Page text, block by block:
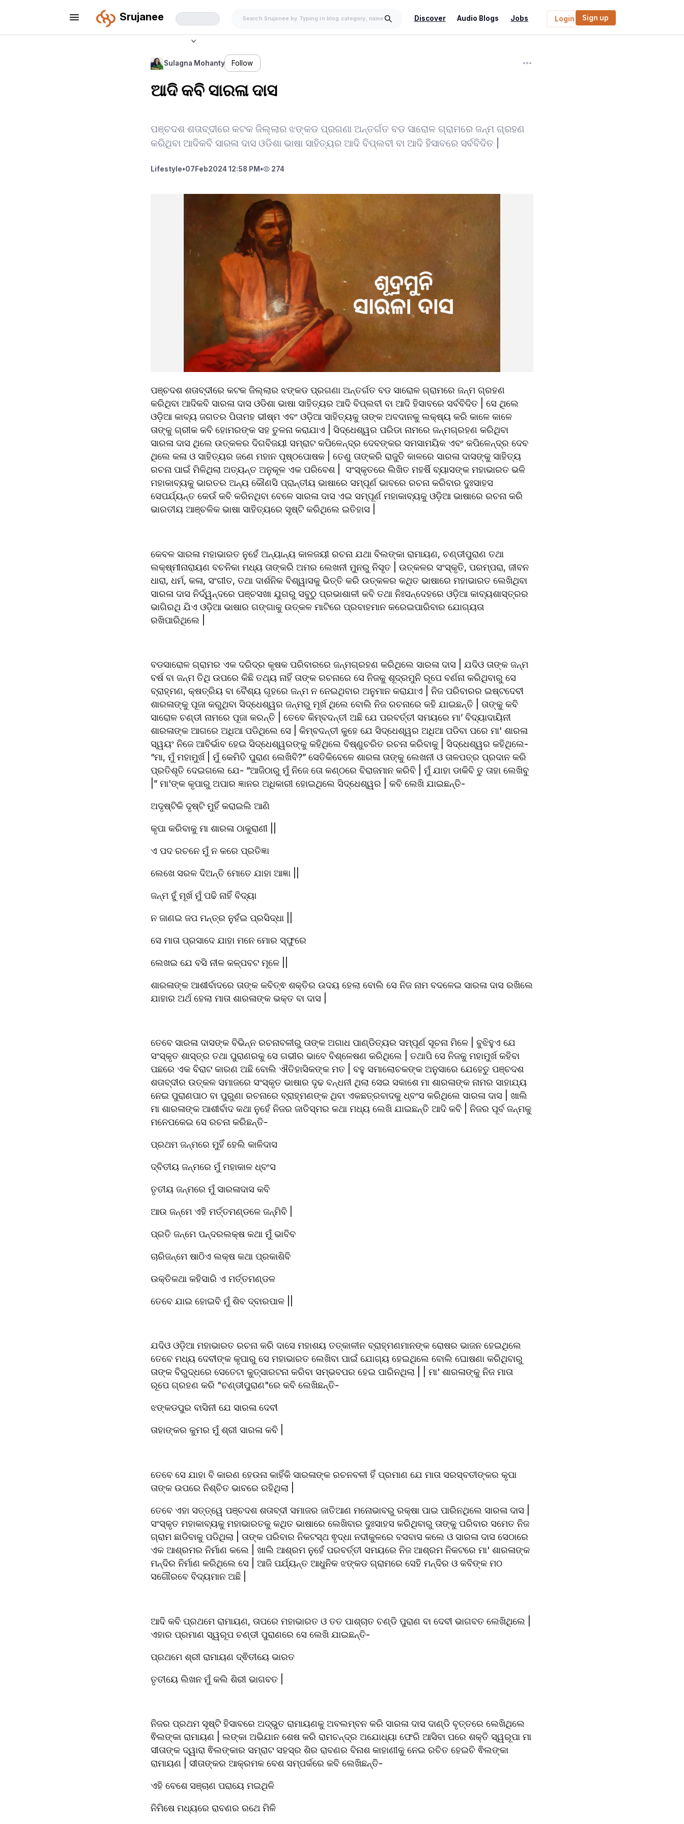
Srujanee Discover Audio Blogs Jobs Login Sign up
Sulagna Mohanty Follow
ଆଦି କବି ସାରଳା ଦାସ
ପଞ୍ଚଦଶ ଶତାବ୍ଦୀରେ କଟକ ଜିଲ୍ଲାର ଝଙ୍କଡ ପ୍ରଗଣା ଅନ୍ତର୍ଗତ ବଡ ସାରୋଳ ଗ୍ରାମରେ ଜନ୍ମ ଗ୍ରହଣ
କରିଥିବା ଆଦିକବି ସାରଳା ଦାସ ଓଡିଶା ଭାଷା ସାହିତ୍ୟର ଆଦି ବିପ୍ଲବୀ ବା ଆଦି ହିସାବରେ ସର୍ବବିଦିତ |
Lifestyle•07 Feb2024 12:58 PM • 274
ପଞ୍ଚଦଶ ଶତାବ୍ଦୀରେ କଟକ ଜିଲ୍ଲାର ଝଙ୍କଡ ପ୍ରଗଣା ଅନ୍ତର୍ଗତ ବଡ ସାରୋଳ ଗ୍ରାମରେ ଜନ୍ମ ଗ୍ରହଣ
କରିଥିବା ଆଦିକବି ସାରଳା ଦାସ ଓଡିଶା ଭାଷା ସାହିତ୍ୟର ଆଦି ବିପ୍ଲବୀ ବା ଆଦି ହିସାବରେ ସର୍ବବିଦିତ | ସେ ଥିଲେ
ଓଡ଼ିଆ କାବ୍ୟ ଜଗତର ପିତାମହ ଭୀଷ୍ମ ଏବଂ ଓଡ଼ିଆ ସାହିତ୍ୟକୁ ତାଙ୍କ ଅବଦାନକୁ ଲକ୍ଷ୍ୟ କରି କାଳେ କାଳେ
ତାଙ୍କୁ ଗ୍ରୀକ କବି ହୋମରଙ୍କ ସହ ତୁଳନା କରାଯାଏ | ସିଦ୍ଧେଶ୍ୱର ପରିଡା ନାମରେ ଜନ୍ମଗ୍ରହଣ କରିଥିବା
ସାରଳା ଦାସ ଥିଲେ ଉତ୍କଳର ଦିଗବିଜୟୀ ସମ୍ରାଟ କପିଳେନ୍ଦ୍ର ଦେବଙ୍କର ସମସାମୟିକ ଏବଂ କପିଳେନ୍ଦ୍ର ଦେବ
ଥିଲେ କଳା ଓ ସାହିତ୍ୟର ଜଣେ ମହାନ ପୃଷ୍ଠପୋଷକ | ତେଣୁ ତାଙ୍କରି ରାଜୁତି କାଳରେ ସାରଳା ଦାସଙ୍କୁ ସାହିତ୍ୟ
ରଚନା ପାଇଁ ମିଳିଥିଲା ଅତ୍ୟନ୍ତ ଅନୁକୂଳ ଏକ ପରିବେଶ |  ସଂସ୍କୃତରେ ଲିଖିତ ମହର୍ଷି ବ୍ୟାସଙ୍କ ମହାଭାରତ ଭଳି
ମହାକାବ୍ୟକୁ ଭାରତର ଅନ୍ୟ କୌଣସି ପ୍ରାନ୍ତୀୟ ଭାଷାରେ ସମ୍ପୂର୍ଣ ଭାବରେ ରଚନା କରିବାର ଦୁଃସାହସ
ସେପର୍ଯ୍ୟନ୍ତ କେଉଁ କବି କରିନଥିବା ବେଳେ ସାରଳା ଦାସ ଏଇ ସମ୍ପୂର୍ଣ ମହାକାବ୍ୟକୁ ଓଡ଼ିଆ ଭାଷାରେ ରଚନା କରି
ଭାରତୀୟ ଆଞ୍ଚଳିକ ଭାଷା ସାହିତ୍ୟରେ ସୃଷ୍ଟି କରିଥିଲେ ଇତିହାସ |
କେବଳ ସାରଳା ମହାଭାରତ ନୁହେଁ ଅନ୍ୟାନ୍ୟ କାଳଜୟୀ ରଚନା ଯଥା ବିଲଙ୍କା ରାମାୟଣ, ଚଣ୍ଡୀପୁରାଣ ତଥା
ଲକ୍ଷ୍ମୀନାରାୟଣ ବଚନିକା ମଧ୍ୟ ତାଙ୍କରି ଅମର ଲେଖନୀ ମୁନରୁ ନିସୃତ | ଉତ୍କଳର ସଂସ୍କୃତି, ପରମ୍ପରା, ଜୀବନ
ଧାରା, ଧର୍ମ, କଳା, ସଂଗୀତ, ତଥା ଦାର୍ଶନିକ ବିଶ୍ୱାସକୁ ଭିତ୍ତି କରି ଉତ୍କଳର କଥିତ ଭାଷାରେ ମହାଭାରତ ଲେଖିଥିବା
ସାରଳା ଦାସ ନିର୍ଦ୍ୱନ୍ଦରେ ପଞ୍ଚସଖା ଯୁଗରୁ ସବୁଠୁ ପ୍ରଭାଶାଳୀ କବି ତଥା ନିଃସନ୍ଦେହରେ ଓଡ଼ିଆ କାବ୍ୟଶାସ୍ତ୍ରର
ଭାଗିରଥି ଯିଏ ଓଡ଼ିଆ ଭାଷାର ଗଙ୍ଗାକୁ ଉତ୍କଳ ମାଟିରେ ପ୍ରବାହମାନ କରେଇପାରିବାର ଯୋଗ୍ୟତା
ରଖିପାରିଥିଲେ |
ବଡସାରୋଳ ଗ୍ରାମର ଏକ ଦରିଦ୍ର କୃଷକ ପରିବାରରେ ଜନ୍ମଗ୍ରହଣ କରିଥିଲେ ସାରଳା ଦାସ | ଯଦିଓ ତାଙ୍କ ଜନ୍ମ
ବର୍ଷ ବା ଜନ୍ମ ତିଥି ଉପରେ କିଛି ତଥ୍ୟ ନାହିଁ ତାଙ୍କ ରଚନାରେ ସେ ନିଜକୁ ଶୂଦ୍ରମୁନି ରୂପେ ବର୍ଣନା କରିଥିବାରୁ ସେ
ବ୍ରାହ୍ମଣ, କ୍ଷତ୍ରିୟ ବା ବୈଶ୍ୟ ଗୃହରେ ଜନ୍ମ ନ ନେଇଥିବାର ଅନୁମାନ କରାଯାଏ | ନିଜ ପରିବାରର ଇଷ୍ଟଦେବୀ
ଶାରଳାଙ୍କୁ ପୂଜା କରୁଥିବା ସିଦ୍ଧେଶ୍ୱର ଜନ୍ମରୁ ମୂର୍ଖ ଥିଲେ ବୋଲି ନିଜ ରଚନାରେ କହି ଯାଇଛନ୍ତି | ତାଙ୍କୁ କବି
ସାରୋଳ ଚଣ୍ଡୀ ନାମରେ ପୂଜା କରନ୍ତି | ତେବେ କିମ୍ବଦନ୍ତୀ ଅଛି ଯେ ପରବର୍ତ୍ତୀ ସମୟରେ ମା’ ବିଦ୍ୟାଦାୟିନୀ
ଶାରଳାଙ୍କ ଆଗରେ ଅଧିଆ ପଡିଥିଲେ ସେ | କିମ୍ବଦନ୍ତୀ କୁହେ ଯେ ସିଦ୍ଧେଶ୍ୱର ଅଧିଆ ପଡିବା ପରେ ମା' ଶାରଳା
ସ୍ୱୟଂ ନିଜେ ଆବିର୍ଭାବ ହେଇ ସିଦ୍ଧେଶ୍ୱରଙ୍କୁ କହିଥିଲେ ବିଷ୍ଣୁଚରିତ ରଚନା କରିବାକୁ | ସିଦ୍ଧେଶ୍ୱର କହିଥିଲେ-
“ମା, ମୁଁ ମହାମୁର୍ଖ | ମୁଁ କେମିତି ପୁରାଣ ଲେଖିବି?” ସେତିକିବେଳେ ଶାରଳା ତାଙ୍କୁ ଲେଖନୀ ଓ ତାଳପତ୍ର ପ୍ରଦାନ କରି
ପ୍ରତିଶୃତି ଦେଇଗଲେ ଯେ- “ଆଜିଠାରୁ ମୁଁ ନିଜେ ତୋ କଣ୍ଠରେ ବିରାଜମାନ କରିବି | ମୁଁ ଯାହା ଡାକିବି ତୁ ତାହା ଲେଖିବୁ
|” ମା'ଙ୍କ କୃପାରୁ ଅପାର ଜ୍ଞାନର ଅଧିକାରୀ ହୋଇଥିଲେ ସିଦ୍ଧେଶ୍ୱର | କବି ଲେଖି ଯାଇଛନ୍ତି-
ଅଦୃଷ୍ଟିକି ଦୃଷ୍ଟି ମୁହିଁ କରାଇଲି ଆଣି
କୃପା କରିବାକୁ ମା ଶାରଳା ଠାକୁରାଣୀ ||
ଏ ପଦ ରଚନେ ମୁଁ ନ କରେ ପ୍ରତିଜ୍ଞା
ଲେଖେ ସରଳ ଦିଅନ୍ତି ମୋତେ ଯାହା ଆଜ୍ଞା ||
ଜନ୍ମ ହୁଁ ମୂର୍ଖ ମୁଁ ପଢି ନାହିଁ ବିଦ୍ୟା
ନ ଜାଣଇ ଜପ ମନ୍ତ୍ର ନୁହଁଇ ପ୍ରସିଦ୍ଧା ||
ସେ ମାତା ପ୍ରସାଦେ ଯାହା ମନେ ମୋର ସ୍ଫୁରେ
ଲେଖଇ ଯେ ବସି ନୀଳ କଳ୍ପବଟ ମୂଳେ ||
ଶାରଳାଙ୍କ ଆଶୀର୍ବାଦରେ ତାଙ୍କ କବିତ୍ଵ ଶକ୍ତିର ଉଦୟ ହେଲା ବୋଲି ସେ ନିଜ ନାମ ବଦଳେଇ ସାରଳା ଦାସ ରଖିଲେ
ଯାହାର ଅର୍ଥ ହେଲା ମାତା ଶାରଳାଙ୍କ ଭକ୍ତ ବା ଦାସ |
ତେବେ ସାରଳା ଦାସଙ୍କ ବିଭିନ୍ନ ରଚନାବଳୀରୁ ତାଙ୍କ ଅଗାଧ ପାଣ୍ଡିତ୍ୟର ସମ୍ପୂର୍ଣ ସୂଚନା ମିଳେ | ବୁଝିହୁଏ ଯେ
ସଂସ୍କୃତ ଶାସ୍ତ୍ର ତଥା ପୁରାଣରକୁ ସେ ଗଭୀର ଭାବେ ବିଶ୍ଳେଷଣ କରିଥିଲେ | ତଥାପି ସେ ନିଜକୁ ମହାମୁର୍ଖ କହିବା
ପଛରେ ଏକ ବିରାଟ କାରଣ ଅଛି ବୋଲି ଐତିହାସିକଙ୍କ ମତ | ବହୁ ସମାଲୋଚକଙ୍କ ଅନୁସାରେ ଯେହେତୁ ପଞ୍ଚଦଶ
ଶତାବ୍ଦୀର ଉତ୍କଳ ସମାଜରେ ସଂସ୍କୃତ ଭାଷାର ଦୃଢ ବନ୍ଧନୀ ଥିଲା ସେଇ ସକାଶେ ମା ଶାରଳାଙ୍କ ନାମର ସାହାଯ୍ୟ
ନେଇ ପୁରାଣପାଠ ବା ପୁରୁଣା ରଚନାରେ ବ୍ରାହ୍ମଣଙ୍କ ଥିବା ଏକଛତ୍ରବାଦକୁ ଧ୍ବଂସ କରିଥିଲେ ସାରଳା ଦାସ | ଖାଲି
ମା ଶାରଳାଙ୍କ ଆଶୀର୍ବାଦ କଥା ନୁହେଁ ନିଜର ଜାତିସ୍ମର କଥା ମଧ୍ୟ ଲେଖି ଯାଇଛନ୍ତି ଆଦି କବି | ନିଜର ପୂର୍ବ ଜନ୍ମକୁ
ମନେପକେଇ ସେ ରଚନା କରିଛନ୍ତି-
ପ୍ରଥମ ଜନ୍ମରେ ମୁହିଁ ହେଲି କାଳିଦାସ
ଦ୍ବିତୀୟ ଜନ୍ମରେ ମୁଁ ମହାକାଳ ଧ୍ବଂସ
ତୃତୀୟ ଜନ୍ମରେ ମୁଁ ସାରଳାଦାସ କବି
ଆଉ ଜନ୍ମେ ଏହି ମର୍ତ୍ତମଣ୍ଡଳେ ଜନ୍ମିବି |
ପ୍ରତି ଜନ୍ମେ ପନ୍ଦରଲକ୍ଷ କଥା ମୁଁ ଭାବିବ
ଚାରିଜନ୍ମେ ଷାଠିଏ ଲକ୍ଷ କଥା ପ୍ରକାଶିବି
ଉକ୍ତିକଥା କହିସାରି ଏ ମର୍ତ୍ତମଣ୍ଡଳ
ତେବେ ଯାଇ ହୋଇବି ମୁଁ ଶିବ ଦ୍ବାରପାଳ ||
ଯଦିଓ ଓଡ଼ିଆ ମହାଭାରତ ରଚନା କରି ଦାସେ ମହାଶୟ ତତ୍କାଳୀନ ବ୍ରାହ୍ମଣମାନଙ୍କ ରୋଷର ଭାଜନ ହେଇଥିଲେ
ତେବେ ମଧ୍ୟ ଦେବୀଙ୍କ କୃପାରୁ ସେ ମହାଭାରତ ଲେଖିବା ପାଇଁ ଯୋଗ୍ୟ ହେଇଥିଲେ ବୋଲି ଘୋଷଣା କରିଥିବାରୁ
ତାଙ୍କ ବିରୁଦ୍ଧରେ ସେତେଟା କୁତ୍ସାରଟନା କରିବା ସମ୍ଭବପର ହେଇ ପାରିନଥିଲା | | ମା' ଶାରଳାଙ୍କୁ ନିଜ ମାତା
ରୂପେ ଗ୍ରହଣ କରି "ଚଣ୍ଡୀପୁରାଣ"ରେ କବି ଲେଖିଛନ୍ତି-
ଝଙ୍କଡପୁର ବାସିନୀ ଯେ ସାରଳା ଦେବୀ
ତାହାଙ୍କର କୁମର ମୁଁ ଶ୍ରୀ ସାରଳା କବି |
ତେବେ ସେ ଯାହା ବି କାରଣ ହେଉନା କାହିଁକି ସାରଳାଙ୍କ ରଚନବଳୀ ହିଁ ପ୍ରମାଣ ଯେ ମାତା ସରସ୍ବତୀଙ୍କର କୃପା
ତାଙ୍କ ଉପରେ ନିଶ୍ଚିତ ଭାବରେ ରହିଥିଲା |
ତେବେ ଏହା ସତ୍ତ୍ୱେ ପଞ୍ଚଦଶ ଶତାବ୍ଦୀ ସମାଜର ଜାତିଆଣ ମନୋଭାବରୁ ରକ୍ଷା ପାଇ ପାରିନଥିଲେ ସାରଳା ଦାସ |
ସଂସ୍କୃତ ମହାକାବ୍ୟକୁ ମହାଭାରତକୁ କଥିତ ଭାଷାରେ ଲେଖିବାର ଦୁଃସାହସ କରିଥିବାରୁ ତାଙ୍କୁ ପରିବାର ସମେତ ନିଜ
ଗ୍ରାମ ଛାଡିବାକୁ ପଡିଥିଲା | ତାଙ୍କ ପରିବାର ନିକଟସ୍ଥ ଵୃଦ୍ଧା ନଦୀକୁଳରେ ବସବାସ କଲେ ଓ ସାରଳା ଦାସ ସେଠାରେ
ଏକ ଆଶ୍ରମର ନିର୍ମାଣ କଲେ | ଖାଲି ଆଶ୍ରମ ନୁହେଁ ପରବର୍ତ୍ତୀ ସମୟରେ ନିଜ ଆଶ୍ରମ ନିକଟରେ ମା' ଶାରଳାଙ୍କ
ମନ୍ଦିର ନିର୍ମାଣ କରିଥିଲେ ସେ | ଆଜି ପର୍ଯ୍ୟନ୍ତ ଆଧୁନିକ ଝଙ୍କଡ ଗ୍ରାମରେ ସେହି ମନ୍ଦିର ଓ କବିଙ୍କ ମଠ
ସଗୌରବେ ବିଦ୍ୟମାନ ଅଛି |
ଆଦି କବି ପ୍ରଥମେ ରାମାୟଣ, ତାପରେ ମହାଭାରତ ଓ ତତ ପାଶ୍ଚାତ ଚଣ୍ଡି ପୁରାଣ ବା ଦେବୀ ଭାଗବତ ଲେଖିଥିଲେ |
ଏହାର ପ୍ରମାଣ ସ୍ୱରୂପ ଚଣ୍ଡୀ ପୁରାଣରେ ସେ ଲେଖି ଯାଇଛନ୍ତି-
ପ୍ରଥମେ ଶ୍ରୀ ରାମାୟଣ ଦ୍ଵିତୀୟେ ଭାରତ
ତୃତୀୟେ ଲିଖନ ମୁଁ କଲି ଶିରୀ ଭାଗବତ |
ନିଜର ପ୍ରଥମ ସୃଷ୍ଟି ହିସାବରେ ଅଦ୍ଭୁତ ରାମାୟଣକୁ ଅବଲମ୍ବନ କରି ସାରଳା ଦାସ ଦାଣ୍ଡି ବୃତ୍ତରେ ଲେଖିଥିଲେ
ଵିଲଙ୍କା ରାମାୟଣ | ଲଙ୍କା ଅଭିଯାନ ଶେଷ କରି ରାମଚନ୍ଦ୍ର ଅଯୋଧ୍ୟା ଫେରି ଆସିବା ପରେ ଶକ୍ତି ସ୍ୱରୂପା ମା
ସୀତାଙ୍କ ଦ୍ୱାରା ଵିଲଙ୍କାର ସମ୍ରାଟ ସହସ୍ର ଶିର ରାବଣର ବିନାଶ କାହାଣୀକୁ ନେଇ ରଚିତ ହେଇଚି ଵିଲଙ୍କା
ରାମାୟଣ | ସୀତାଙ୍କର ଆକ୍ରମକ ବେଶ ସମ୍ପର୍କରେ କବି ଲେଖିଛନ୍ତି-
ଏହି ବେଶେ ସଞ୍ଚାଣ ପରାୟେ ମଇଥିଳି
ନିମିଷେ ମଧ୍ୟରେ ରାବଣର ରଥେ ମିଳି